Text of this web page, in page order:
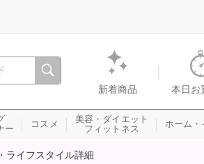
を。通販・テレビショッピングのショップ
新着商品 本日お
ー
コスメ
美容・ダイエット
フィットネス
ホーム・
ライフスタイル詳細